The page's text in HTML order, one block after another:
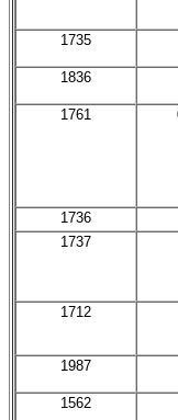
1735
1836
1761
1736
1737
1712
1987
1562